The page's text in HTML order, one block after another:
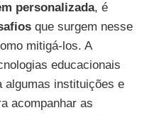
personalizada, é
que surgem nesse
mitigá-los. A
educacionais
algumas instituições e
acompanhar as